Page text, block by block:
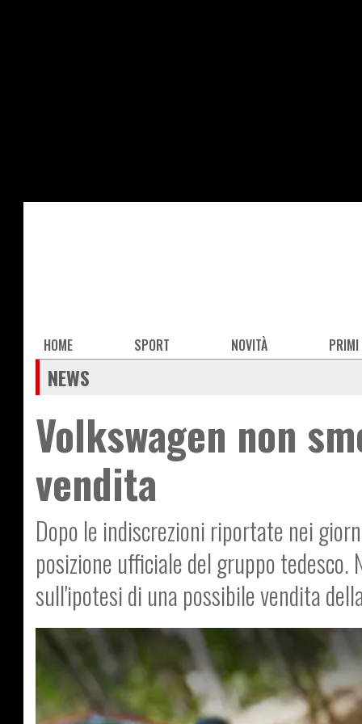
Main
navigation
HOME SPORT NOVITÀ PRIMI
NEWS
Volkswagen non
vendita
Dopo le indiscrezioni riportate nei
posizione ufficiale del gruppo
sull'ipotesi di una possibile vendita